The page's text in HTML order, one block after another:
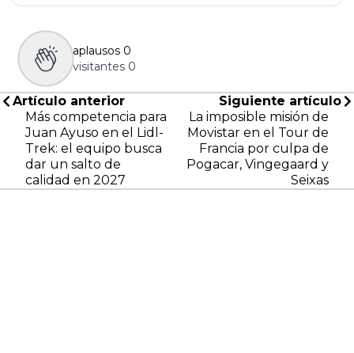
aplausos 0
visitantes 0
Artículo anterior
Más competencia para
Juan Ayuso en el Lidl-
Trek: el equipo busca
dar un salto de
calidad en 2027
Siguiente artículo
La imposible misión de
Movistar en el Tour de
Francia por culpa de
Pogacar, Vingegaard y
Seixas